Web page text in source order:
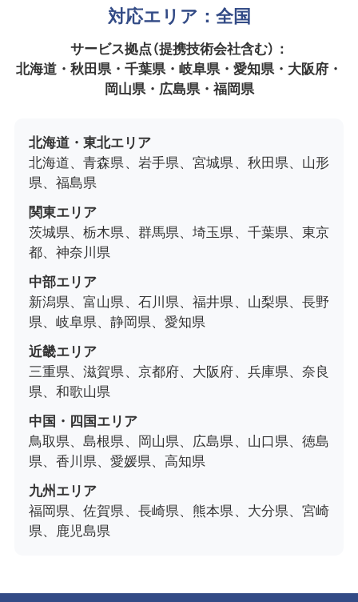
対応エリア：全国
サービス拠点（提携技術会社含む）：
北海道・秋田県・千葉県・岐阜県・愛知県・大阪府・
岡山県・広島県・福岡県
北海道・東北エリア
北海道、青森県、岩手県、宮城県、秋田県、山形
県、福島県
関東エリア
茨城県、栃木県、群馬県、埼玉県、千葉県、東京
都、神奈川県
中部エリア
新潟県、富山県、石川県、福井県、山梨県、長野
県、岐阜県、静岡県、愛知県
近畿エリア
三重県、滋賀県、京都府、大阪府、兵庫県、奈良
県、和歌山県
中国・四国エリア
鳥取県、島根県、岡山県、広島県、山口県、徳島
県、香川県、愛媛県、高知県
九州エリア
福岡県、佐賀県、長崎県、熊本県、大分県、宮崎
県、鹿児島県